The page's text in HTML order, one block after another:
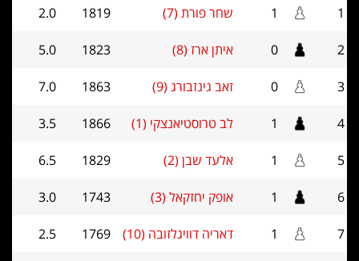
1
1 שחר פורת (7) 1819
2.0
2
0 איתן ארז (8) 1823
5.0
3
0 זאב גינזבורג (9) 1863
7.0
4
1 לב טרוסטיאנצקי (1) 1866
3.5
5
1 אלעד שבן (2) 1829
6.5
6
1 אופק יחזקאל (3) 1743
3.0
7
1 דאריה דוויגלזובה (10) 1769
2.5